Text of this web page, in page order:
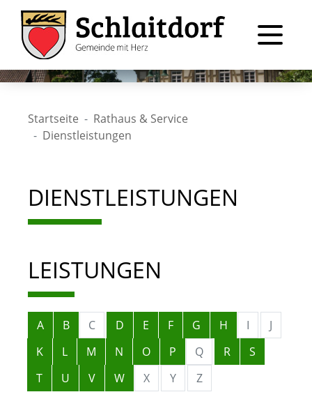
Startseite
Rathaus & Service
Dienstleistungen
DIENSTLEISTUNGEN
LEISTUNGEN
Alphabetisches Register überspringen
A B C D E F G H I
J
K
L M N O P Q R
S
T
U V W X Y Z